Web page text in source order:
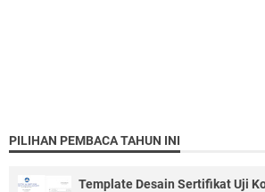
PILIHAN PEMBACA TAHUN INI
Template Desain Sertifikat Uji